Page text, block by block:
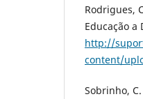
Rodrigues,
Educação a
http://
content/
Sobrinho,